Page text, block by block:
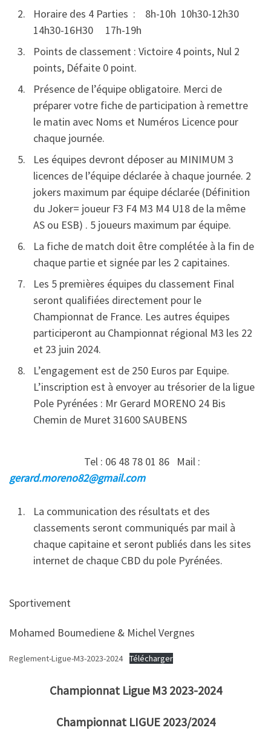
Horaire des 4 Parties : 8h-10h 10h30-12h30
14h30-16H30 17h-19h
Points de classement : Victoire 4 points, Nul 2
points, Défaite 0 point.
Présence de l’équipe obligatoire. Merci de
préparer votre fiche de participation à remettre
le matin avec Noms et Numéros Licence pour
chaque journée.
Les équipes devront déposer au MINIMUM 3
licences de l’équipe déclarée à chaque journée. 2
jokers maximum par équipe déclarée (Définition
du Joker= joueur F3 F4 M3 M4 U18 de la même
AS ou ESB) . 5 joueurs maximum par équipe.
La fiche de match doit être complétée à la fin de
chaque partie et signée par les 2 capitaines.
Les 5 premières équipes du classement Final
seront qualifiées directement pour le
Championnat de France. Les autres équipes
participeront au Championnat régional M3 les 22
et 23 juin 2024.
L’engagement est de 250 Euros par Equipe.
L’inscription est à envoyer au trésorier de la ligue
Pole Pyrénées : Mr Gerard MORENO 24 Bis
Chemin de Muret 31600 SAUBENS
Tel : 06 48 78 01 86 Mail :
gerard.moreno82@gmail.com
La communication des résultats et des
classements seront communiqués par mail à
chaque capitaine et seront publiés dans les sites
internet de chaque CBD du pole Pyrénées.
Sportivement
Mohamed Boumediene & Michel Vergnes
Reglement-Ligue-M3-2023-2024 Télécharger
Championnat Ligue M3 2023-2024
Championnat LIGUE 2023/2024